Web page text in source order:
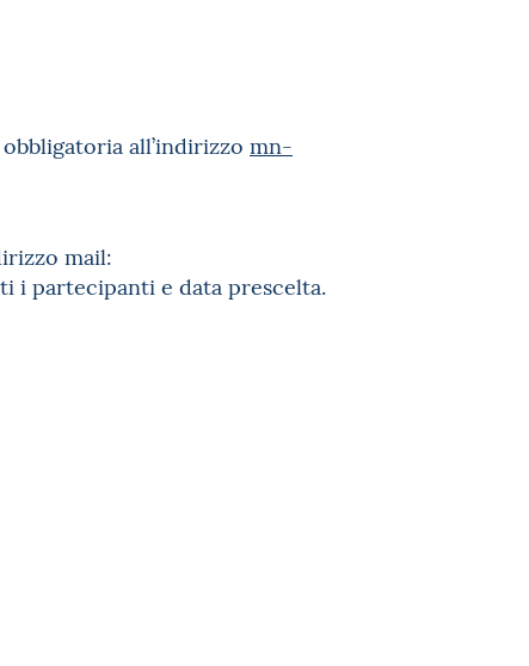
all’indirizzo mn-
mail:
i partecipanti e data prescelta.